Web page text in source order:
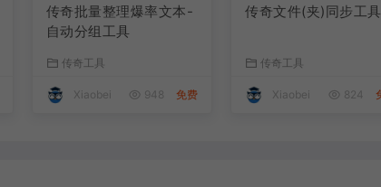
传奇批量整理爆率文本-
自动分组工具
传奇工具
Xiaobei 948 免费
传奇文件(夹)同步工具
传奇工具
Xiaobei 824